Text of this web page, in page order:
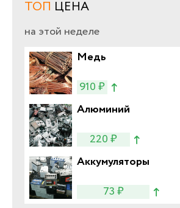
ТОП ЦЕНА
на этой неделе
Медь
910 ₽
Алюминий
220 ₽
Аккумуляторы
73 ₽